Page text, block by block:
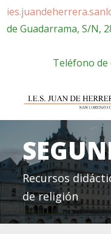
de Guadarrama, S/N,
Teléfono de
Recursos
de religión